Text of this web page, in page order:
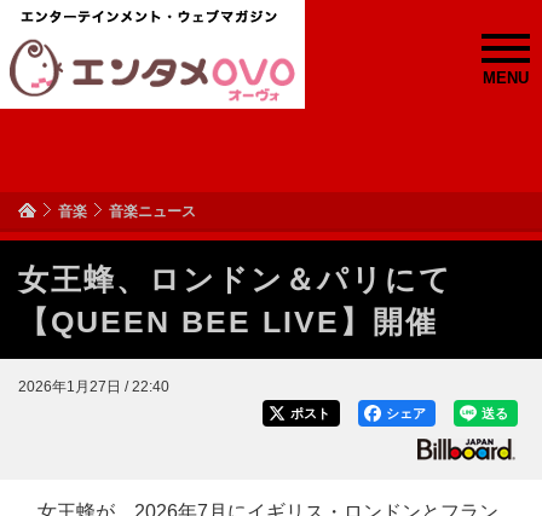
MENU
音楽 音楽ニュース
女王蜂、ロンドン＆パリにて
【QUEEN BEE LIVE】開催
2026年1月27日 / 22:40
送る
シェア
ポスト
女王蜂が、2026年7月にイギリス・ロンドンとフラン